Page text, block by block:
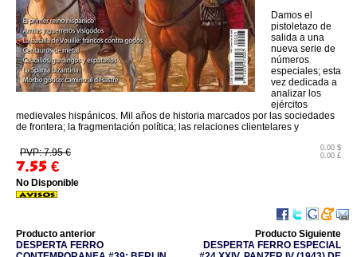
Damos el
pistoletazo de
salida a una
nueva serie de
números
especiales; esta
vez dedicada a
analizar los
ejércitos
medievales hispánicos. Mil años de historia marcados por las sociedades
de frontera; la fragmentación política; las relaciones clientelares y
PVP: 7.95 €
7.55 €
0.00 $
0.00 £
No Disponible
Producto anterior
DESPERTA FERRO
Producto Siguiente
DESPERTA FERRO ESPECIAL